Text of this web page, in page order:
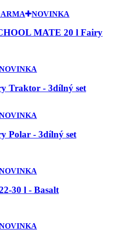
NOVINKA
MATE 20 l Fairy
Traktor - 3dílný set
Polar - 3dílný set
30 l - Basalt